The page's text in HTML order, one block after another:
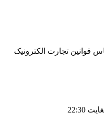
قوانین تجارت الکترونیک